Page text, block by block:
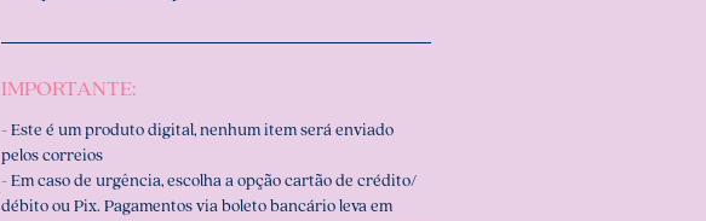
IMPORTANTE:
- Este é um produto digital, nenhum item será enviado
pelos correios
- Em caso de urgência, escolha a opção cartão de crédito/
débito ou Pix. Pagamentos via boleto bancário leva em